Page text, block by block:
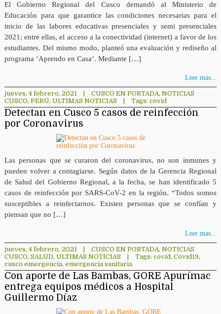
El Gobierno Regional del Cusco demandó al Ministerio de
Educación para que garantice las condiciones necesarias para el
inicio de las labores educativas presenciales y semi presenciales
2021; entre ellas, el acceso a la conectividad (internet) a favor de los
estudiantes. Del mismo modo, planteó una evaluación y rediseño al
programa ‘Aprendo en Casa’. Mediante […]
Leer mas...
jueves, 4 febrero, 2021 CUSCO EN PORTADA, NOTICIAS
CUSCO, PERÚ, ULTIMAS NOTICIAS Tags: covid
Detectan en Cusco 5 casos de reinfección
por Coronavirus
Las personas que se curaron del coronavirus, no son inmunes y
pueden volver a contagiarse. Según datos de la Gerencia Regional
de Salud del Gobierno Regional, a la fecha, se han identificado 5
casos de reinfección por SARS-CoV-2 en la región. “Todos somos
susceptibles a reinfectarnos. Existen personas que se confían y
piensan que no […]
Leer mas...
jueves, 4 febrero, 2021 CUSCO EN PORTADA, NOTICIAS
CUSCO, SALUD, ULTIMAS NOTICIAS Tags: covid, Covid19,
cusco emergencia, emergencia sanitaria
Con aporte de Las Bambas, GORE Apurímac
entrega equipos médicos a Hospital
Guillermo Díaz